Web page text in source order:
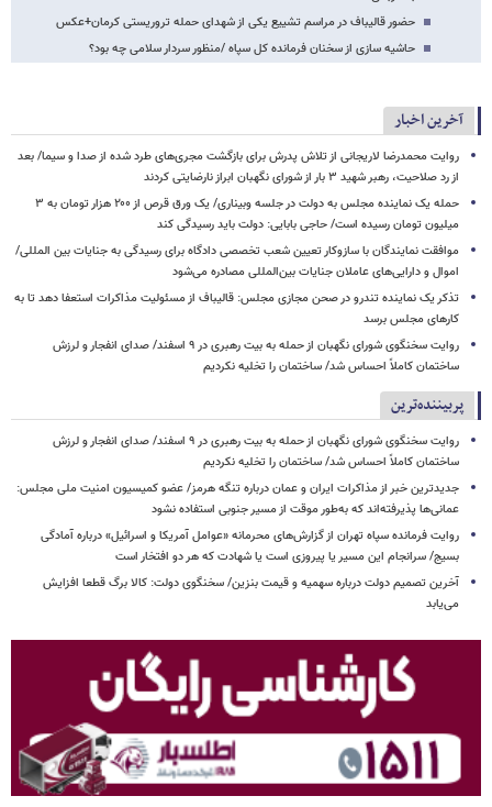
حضور قالیباف در مراسم تشییع یکی از شهدای حمله تروریستی کرمان+عکس
حاشیه‌ سازی از سخنان فرمانده کل سپاه /منظور سردار سلامی چه بود؟
آخرین اخبار
روایت محمدرضا لاریجانی از تلاش پدرش برای بازگشت مجری‌های طرد شده از صدا و سیما/ بعد
از رد صلاحیت، رهبر شهید ۳ بار از شورای نگهبان ابراز نارضایتی کردند
حمله یک نماینده مجلس به دولت در جلسه وبیناری/ یک ورق قرص از ۲۰۰ هزار تومان به ۳
میلیون تومان رسیده است/ حاجی بابایی: دولت باید رسیدگی کند
موافقت نمایندگان با سازوکار تعیین شعب تخصصی دادگاه برای رسیدگی به جنایات بین المللی/
اموال و دارایی‌های عاملان جنایات بین‌المللی مصادره می‌شود
تذکر یک نماینده تندرو در صحن مجازی مجلس: قالیباف از مسئولیت مذاکرات استعفا دهد تا به
کارهای مجلس برسد
روایت سخنگوی شورای نگهبان از حمله به بیت رهبری در ۹ اسفند/ صدای انفجار و لرزش
ساختمان کاملاً احساس شد/ ساختمان را تخلیه نکردیم
پربیننده‌ترین
روایت سخنگوی شورای نگهبان از حمله به بیت رهبری در ۹ اسفند/ صدای انفجار و لرزش
ساختمان کاملاً احساس شد/ ساختمان را تخلیه نکردیم
جدیدترین خبر از مذاکرات ایران و عمان درباره تنگه هرمز/ عضو کمیسیون امنیت ملی مجلس:
عمانی‌ها پذیرفته‌اند که به‌طور موقت از مسیر جنوبی استفاده نشود
روایت فرمانده سپاه تهران از گزارش‌های محرمانه «عوامل آمریکا و اسرائیل» درباره آمادگی
بسیج/ سرانجام این مسیر یا پیروزی است یا شهادت که هر دو افتخار است
آخرین تصمیم دولت درباره سهمیه و قیمت بنزین/ سخنگوی دولت: کالا برگ قطعا افزایش
می‌یابد